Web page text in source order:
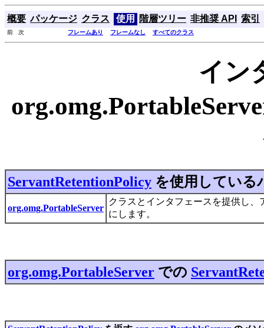
概要 パッケージ クラス 使用 階層ツリー 非推奨 API 索引
前 次 フレームあり フレームなし すべてのクラス
イン
ServantRetentionPolicy を使用している
org.omg.PortableServer
クラスとインタフェースを提供し
にします。
org.omg.PortableServer での